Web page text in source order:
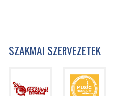
SZAKMAI SZERVEZETEK